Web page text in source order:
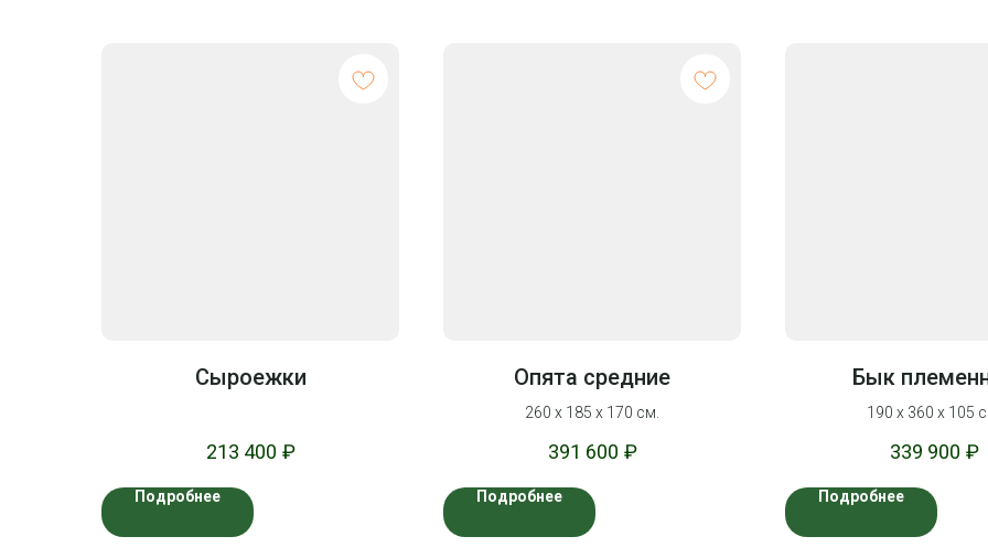
Сыроежки
213 400 ₽
Подробнее
Опята средние
260 х 185 х 170 см.
391 600 ₽
Подробнее
Бык
190 х 360 х 105
339 900 ₽
Подробнее